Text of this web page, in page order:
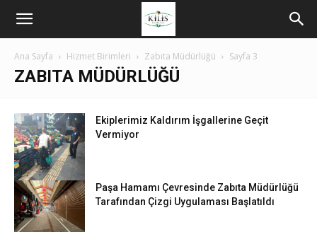
Ana Sayfa Hizmet Birimleri Zabıta Müdürlüğü Sayfa 3
ZABITA MÜDÜRLÜĞÜ
Ekiplerimiz Kaldırım İşgallerine Geçit
Vermiyor
Paşa Hamamı Çevresinde Zabıta Müdürlüğü
Tarafından Çizgi Uygulaması Başlatıldı